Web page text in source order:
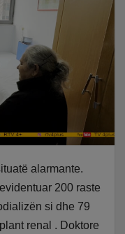
alarmante.
200 raste
si dhe 79
renal . Doktore